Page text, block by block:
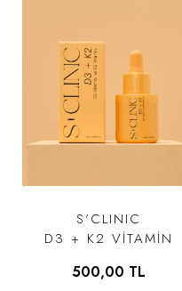
S’CLINIC
D3 + K2 VİTAMİN
500,00 TL